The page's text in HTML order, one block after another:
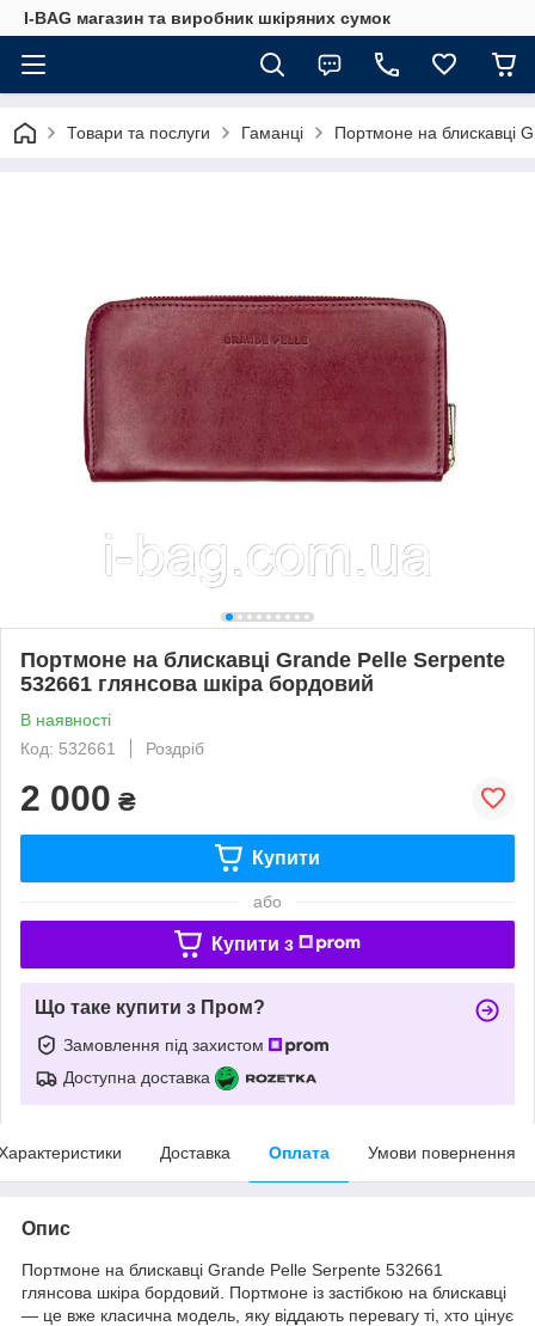
I-BAG магазин та виробник шкіряних сумок
Товари та послуги Гаманці Портмоне на блискавці
Портмоне на блискавці Grande Pelle Serpente
532661 глянсова шкіра бордовий
В наявності
Код: 532661
Роздріб
2 000 ₴
Купити
або
Купити з
Що таке купити з Пром?
Замовлення під захистом
Доступна доставка
Доставка Оплата Умови повернення
Опис
Портмоне на блискавці Grande Pelle Serpente 532661
глянсова шкіра бордовий. Портмоне із застібкою на блискавці
— це вже класична модель, яку віддають перевагу ті, хто цінує